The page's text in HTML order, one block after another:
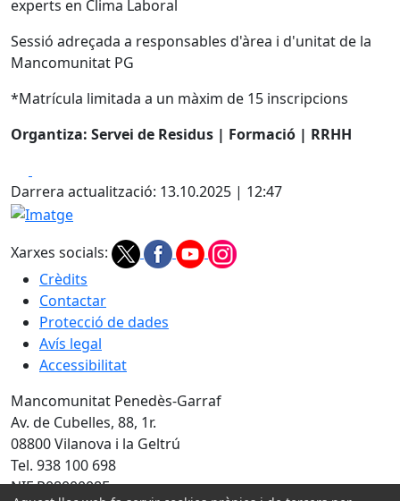
experts en Clima Laboral
Sessió adreçada a responsables d'àrea i d'unitat de la
Mancomunitat PG
*Matrícula limitada a un màxim de 15 inscripcions
Organtiza: Servei de Residus | Formació | RRHH
Darrera actualització: 13.10.2025 | 12:47
Imatge
Xarxes socials:
Crèdits
Contactar
Protecció de dades
Avís legal
Accessibilitat
Mancomunitat Penedès-Garraf
Av. de Cubelles, 88, 1r.
08800 Vilanova i la Geltrú
Tel. 938 100 698
NIF P0800008E